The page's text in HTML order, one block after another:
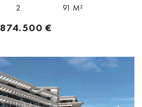
2
91 M²
874.500 €